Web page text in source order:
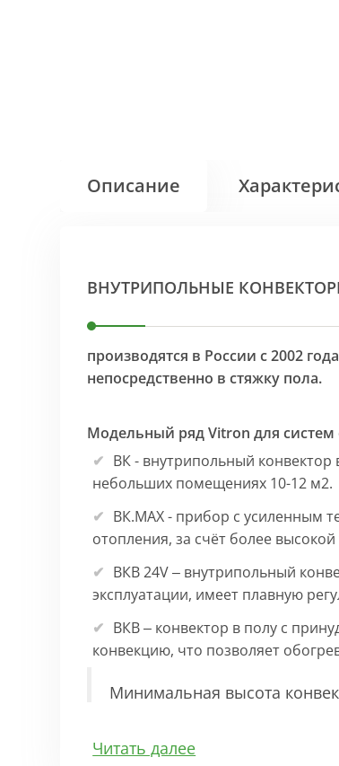
Описание
ВНУТРИПОЛЬНЫЕ
производятся в России с 2002
непосредственно в стяжку пола.
Модельный ряд Vitron для систем
ВК - внутрипольный
небольших помещениях 10-12 м2.
ВК.МАХ - прибор с усиленным
отопления, за счёт более
ВКВ 24V – внутрипольный
эксплуатации, имеет плавную
ВКВ – конвектор в полу с
конвекцию, что позволяет
Минимальная высота
Особенности:
Читать далее